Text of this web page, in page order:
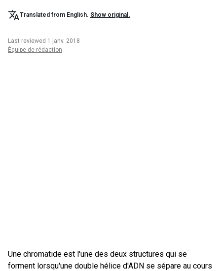
Translated from English. Show original.
Last reviewed 1 janv. 2018
Équipe de rédaction
Une chromatide est l'une des deux structures qui se
forment lorsqu'une double hélice d'ADN se sépare au cours